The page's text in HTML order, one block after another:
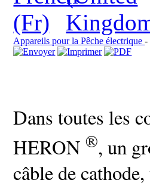
Appareils pour la Pêche électrique-
Dans toutes les
HERON®, un
câble de